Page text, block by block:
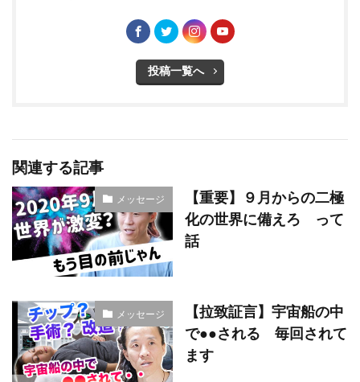
投稿一覧へ
関連する記事
メッセージ
【重要】９月からの二極
化の世界に備えろ って
話
メッセージ
【拉致証言】宇宙船の中
で●●される 毎回されて
ます